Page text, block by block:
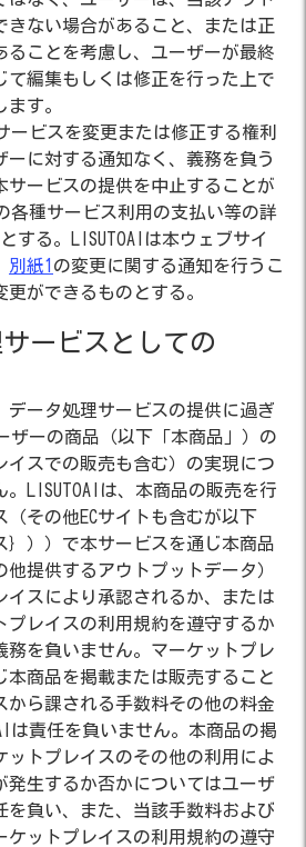
きない場合があること、または正
ることを考慮し、ユーザーが最終
て編集もしくは修正を行った上で
す。
ービスを変更または修正する権利
ーに対する通知なく、義務を負う
サービスの提供を中止することが
各種サービス利用の支払い等の詳
する。LISUTOAIは本ウェブサイ
別紙1 の変更に関する通知を行うこ
ができるものとする。
ービスとしての
データ処理サービスの提供に過ぎ
ザーの商品（以下「本商品」）の
イスでの販売も含む）の実現につ
。LISUTOAIは、本商品の販売を行
（その他ECサイトも含むが以下
｝））で本サービスを通じ本商品
提供するアウトプットデータ）
イスにより承認されるか、または
プレイスの利用規約を遵守するか
務を負いません。マーケットプレ
本商品を掲載または販売すること
から課される手数料その他の料金
は責任を負いません。本商品の掲
ットプレイスのその他の利用によ
発生するか否かについてはユーザ
を負い、また、当該手数料および
ケットプレイスの利用規約の遵守